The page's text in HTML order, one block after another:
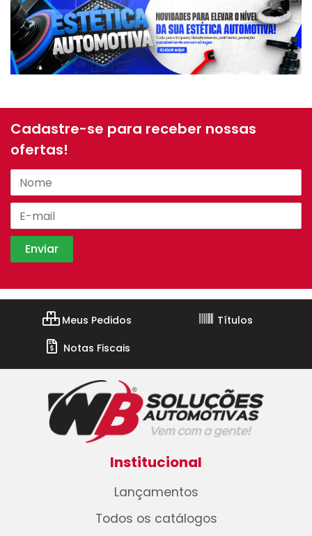
Cadastre-se para receber nossas
ofertas!
Meus Pedidos
Títulos
Notas Fiscais
Institucional
Lançamentos
Todos os catálogos